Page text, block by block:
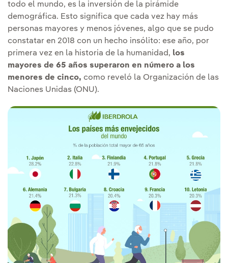
todo el mundo, es la inversión de la pirámide
demográfica. Esto significa que cada vez hay más
personas mayores y menos jóvenes, algo que se pudo
constatar en 2018 con un hecho insólito: ese año, por
primera vez en la historia de la humanidad, los
mayores de 65 años superaron en número a los
menores de cinco, como reveló la Organización de las
Naciones Unidas (ONU).